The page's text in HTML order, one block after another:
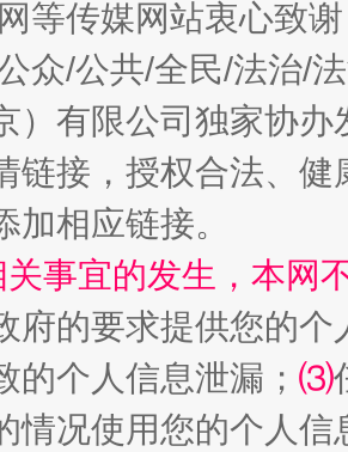
球赛在茂县开幕 规模
园优化重塑工作
等传媒网站衷心致
众/公共/全民/法治/
）有限公司独家协
链接，授权合法、
加相应链接。
关事宜的发生，本网
府的要求提供您的个
的个人信息泄漏； ⑶
情况使用您的个人